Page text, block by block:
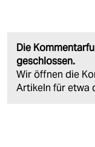
Die
geschlossen.
Wir öffnen die
Artikeln für etwa